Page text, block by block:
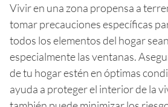
Vivir en una zona propensa a
tomar precauciones específicas
todos los elementos del hogar
especialmente las ventanas.
de tu hogar estén en óptimas
ayuda a proteger el interior de la